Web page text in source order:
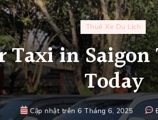
Thuê Xe Du Lịch
Taxi in
Today
Cập nhật trên6 Tháng 6, 2025